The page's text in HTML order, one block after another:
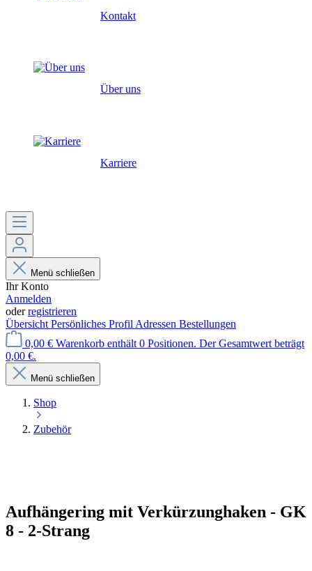
Kontakt
Über uns
Karriere
Menü schließen
Ihr Konto
Anmelden
oderregistrieren
Übersicht Persönliches Profil Adressen Bestellungen
0,00 € Warenkorb enthält 0 Positionen. Der Gesamtwert beträgt
0,00 €.
Menü schließen
Shop
Zubehör
Aufhängering mit Verkürzunghaken - GK
8 - 2-Strang